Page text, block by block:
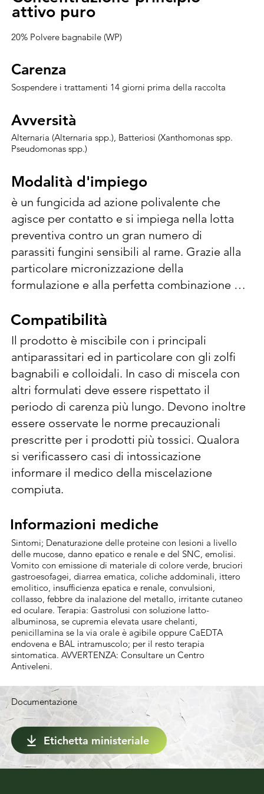
Etichetta ministeriale
Documentazione
20% Polvere bagnabile (WP)
Carenza
Carenza
Sospendere i trattamenti 14 giorni prima della raccolta
Avversità
Avversità
Alternaria (Alternaria spp.), Batteriosi (Xanthomonas spp.
Pseudomonas spp.)
Modalità d'impiego
Modalità d'impiego
è un fungicida ad azione polivalente che
agisce per contatto e si impiega nella lotta
preventiva contro un gran numero di
parassiti fungini sensibili al rame. Grazie alla
particolare micronizzazione della
formulazione e alla perfetta combinazione
neutralità, sospensibilità e bagnabilità
adeguate ad assicurare un’omogenea ed
uniforme copertura della vegetazione all’atto
dei trattamenti. Si impiega sospendendolo
direttamente in acqua senza l’aggiunta di
calce. Utilizzare contro Alternaria (Alternaria
spp.), Batteriosi (Xanthomonas spp.,
Pseudomonas spp.) -trattamenti primaverili-
estivi -trattamenti autunnali 250-625 g/hl, 3,5-
6,25 Kg/ha. Numero max di trattamenti
all’anno: 3. Intervallo tra i trattamenti 14-21
gg. 1000-1500 l/ha di acqua. Al fine di ridurre
al minimo il potenziale accumulo nel suolo e
l'esposizione per gli organismi non
bersaglio, tenendo conto al contempo delle
condizioni agroclimatiche, non superare
l'applicazione cumulativa di 28 kg di rame
per ettaro nell'arco di 7 anni. Si raccomanda
di rispettare il quantitativo medio applicato
di 4 kg di rame per ettaro all'anno. Diluire il
prodotto in poca acqua a parte, quindi
versare la miscela così ottenuta nel totale
accuratamente. Il prodotto è già neutro
quindi non richiede l’aggiunta di calce. Va
impiegato secondo i normali calendari di
lotta a seconda delle condizioni di
temperatura e di umidità. In caso di stagione
Compatibilità
Compatibilità
Il prodotto è miscibile con i principali
antiparassitari ed in particolare con gli zolfi
bagnabili e colloidali. In caso di miscela con
altri formulati deve essere rispettato il
periodo di carenza più lungo. Devono inoltre
essere osservate le norme precauzionali
prescritte per i prodotti più tossici. Qualora
si verificassero casi di intossicazione
informare il medico della miscelazione
compiuta.
Informazioni mediche
Informazioni mediche
Sintomi; Denaturazione delle proteine con lesioni a livello
delle mucose, danno epatico e renale e del SNC, emolisi.
Vomito con emissione di materiale di colore verde, bruciori
gastroesofagei, diarrea ematica, coliche addominali, ittero
emolitico, insufficienza epatica e renale, convulsioni,
collasso, febbre da inalazione del metallo, irritante cutaneo
ed oculare. Terapia: Gastrolusi con soluzione latto-
albuminosa, se cupremia elevata usare chelanti,
penicillamina se la via orale è agibile oppure CaEDTA
endovena e BAL intramuscolo; per il resto terapia
sintomatica. AVVERTENZA: Consultare un Centro
Antiveleni.
attivo puro
attivo puro